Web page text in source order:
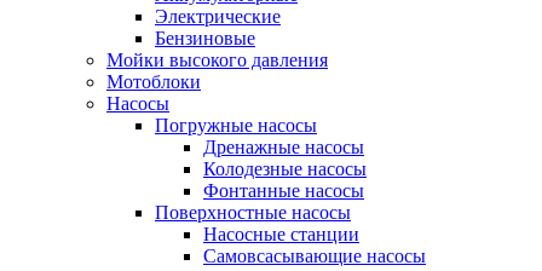
Электрические
Бензиновые
Мойки высокого давления
Мотоблоки
Насосы
Погружные насосы
Дренажные насосы
Колодезные насосы
Фонтанные насосы
Поверхностные насосы
Насосные станции
Самовсасывающие насосы